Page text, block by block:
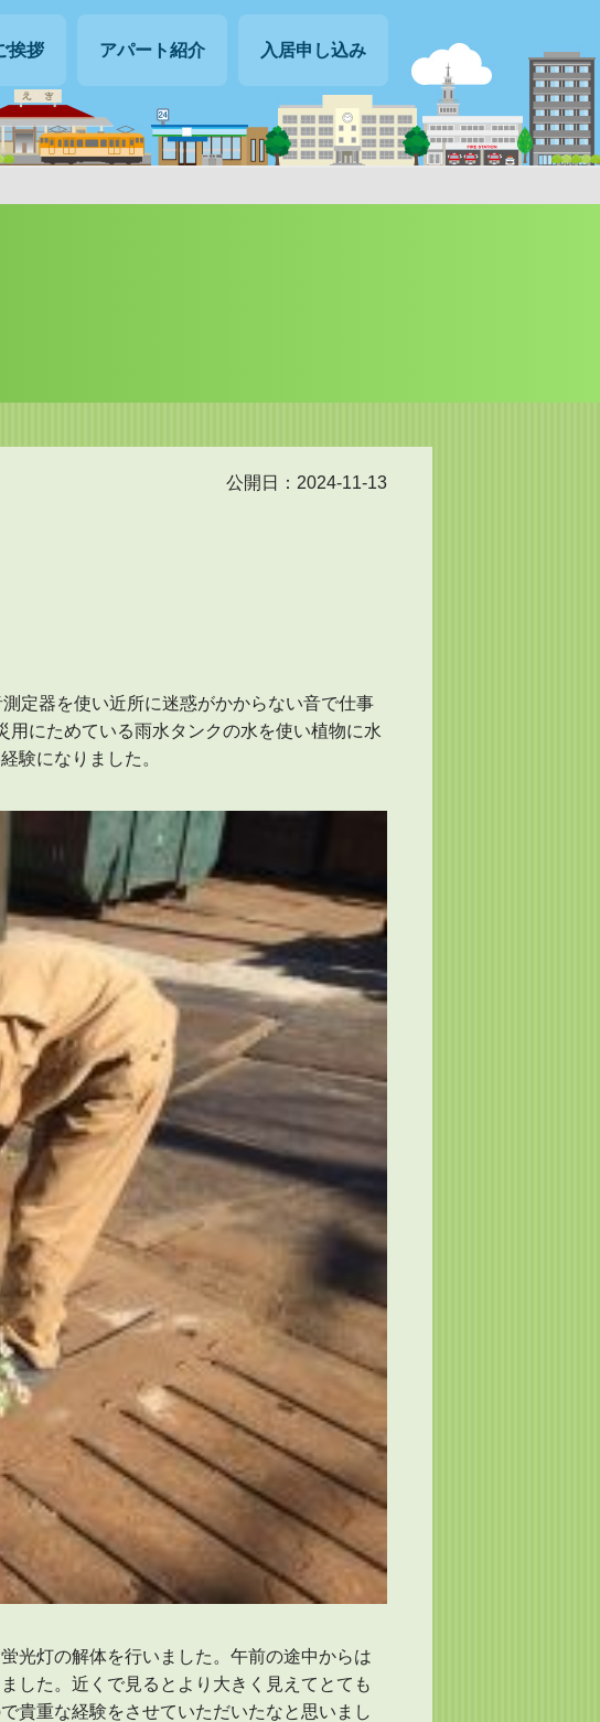
挨拶 アパート紹介 入居申し込み
公開日：2024-11-13
定器を使い近所に迷惑がかからない音で仕事
にためている雨水タンクの水を使い植物に水
験になりました。
光灯の解体を行いました。午前の途中からは
した。近くで見るとより大きく見えてとても
貴重な経験をさせていただいたなと思いまし